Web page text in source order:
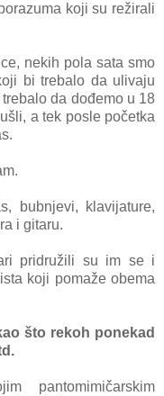
koji su režirali
nekih pola sata smo
bi trebalo da ulivaju
da dođemo u 18
a tek posle početka
bubnjevi, klavijature,
i gitaru.
pridružili su im se i
koji pomaže obema
što rekoh ponekad
pantomimičarskim